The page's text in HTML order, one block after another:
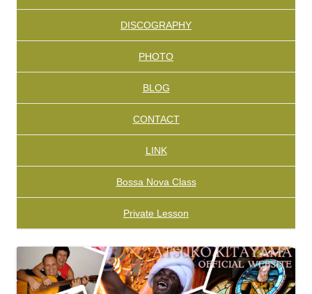
DISCOGRAPHY
PHOTO
BLOG
CONTACT
LINK
Bossa Nova Class
Private Lesson